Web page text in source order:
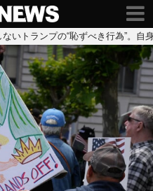
いトランプの“恥ずべき行為”。